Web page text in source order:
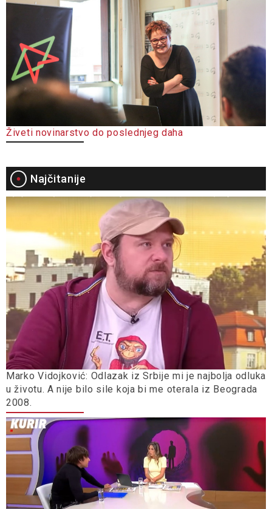
Živeti novinarstvo do poslednjeg daha
Najčitanije
Marko Vidojković: Odlazak iz Srbije mi je najbolja odluka
u životu. A nije bilo sile koja bi me oterala iz Beograda
2008.